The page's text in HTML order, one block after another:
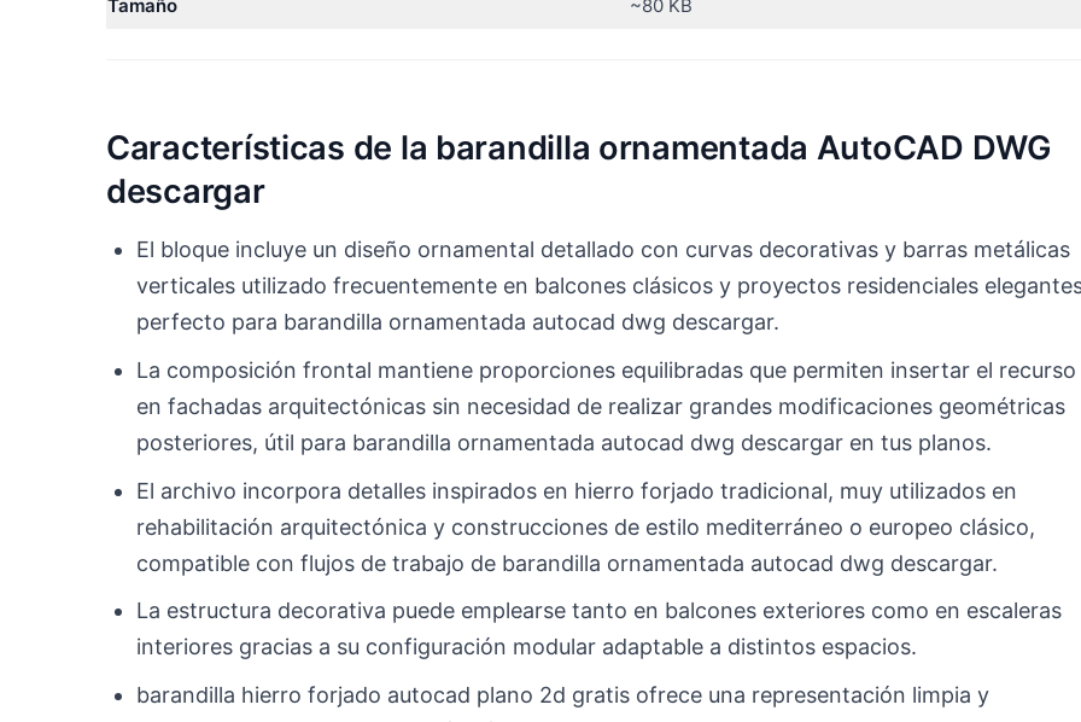
Tamaño ~80 KB
Características de la barandilla ornamentada AutoCAD DWG
descargar
El bloque incluye un diseño ornamental detallado con curvas decorativas y barras metálicas
verticales utilizado frecuentemente en balcones clásicos y proyectos residenciales
perfecto para barandilla ornamentada autocad dwg descargar.
La composición frontal mantiene proporciones equilibradas que permiten insertar el recurso
en fachadas arquitectónicas sin necesidad de realizar grandes modificaciones geométricas
posteriores, útil para barandilla ornamentada autocad dwg descargar en tus planos.
El archivo incorpora detalles inspirados en hierro forjado tradicional, muy utilizados en
rehabilitación arquitectónica y construcciones de estilo mediterráneo o europeo clásico,
compatible con flujos de trabajo de barandilla ornamentada autocad dwg descargar.
La estructura decorativa puede emplearse tanto en balcones exteriores como en escaleras
interiores gracias a su configuración modular adaptable a distintos espacios.
barandilla hierro forjado autocad plano 2d gratis ofrece una representación limpia y